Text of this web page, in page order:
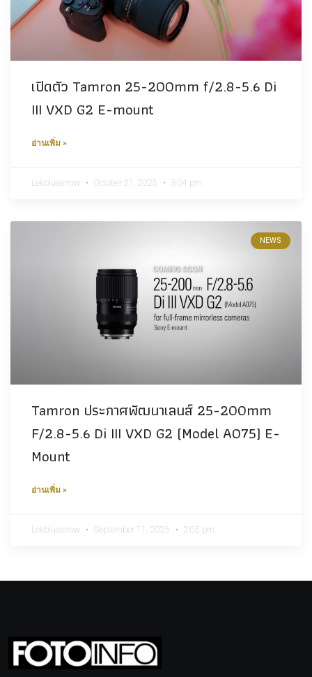
เปิดตัว Tamron​ 25-200mm f/2.8-5.6 Di
III VXD G2 E-mount​
อ่านเพิ่ม »
Lekbluearrow October 21, 2025 3:04 pm
NEWS
Tamron​ ประกาศพัฒนาเลนส์ 25-200mm
F/2.8-5.6 Di III VXD G2 (Model A075) E-
Mount
อ่านเพิ่ม »
Lekbluearrow September 11, 2025 2:05 pm